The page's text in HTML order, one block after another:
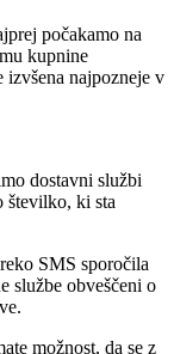
počakamo na
kupnine
izvšena najpozneje v
dostavni službi
številko, ki sta
SMS sporočila
službe obveščeni o
možnost, da se z